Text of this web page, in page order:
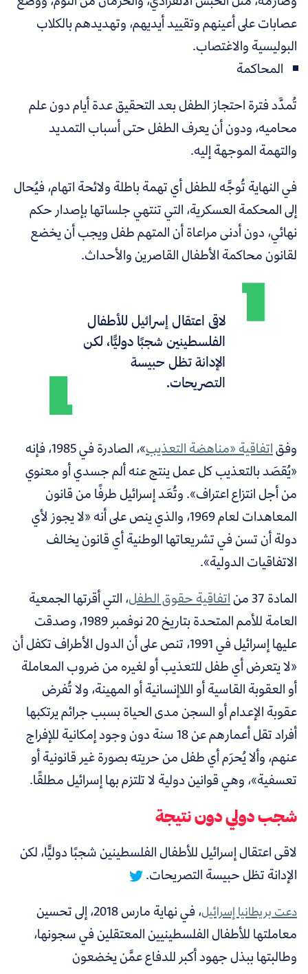
عصابات على أعينهم وتقييد أيديهم، وتهديدهم بالكلاب
البوليسية والاغتصاب.
المحاكمة
تُمدَّد فترة احتجاز الطفل بعد التحقيق عدة أيام دون علم
محاميه، ودون أن يعرف الطفل حتى أسباب التمديد
والتهمة الموجهة إليه.
في النهاية تُوجَّه للطفل أي تهمة باطلة ولائحة اتهام، فيُحال
إلى المحكمة العسكرية، التي تنتهي جلساتها بإصدار حكم
نهائي، دون أدنى مراعاة أن المتهم طفل ويجب أن يخضع
لقانون محاكمة الأطفال القاصرين والأحداث.
لاقى اعتقال إسرائيل للأطفال
الفلسطينين شجبًا دوليًّا، لكن
الإدانة تظل حبيسة
التصريحات.
وفقاتفاقية «مناهضة التعذيب
»، الصادرة في 1985، فإنه
«يُقصَد بالتعذيب كل عمل ينتج عنه ألم جسدي أو معنوي
من أجل انتزاع اعتراف». وتُعَد إسرائيل طرفًا من قانون
المعاهدات لعام 1969، والذي ينص على أنه «لا يجوز لأي
دولة أن تسن في تشريعاتها الوطنية أي قانون يخالف
الاتفاقيات الدولية».
المادة 37 من
اتفاقية حقوق الطفل، التي أقرتها الجمعية
العامة للأمم المتحدة بتاريخ 20 نوفمبر 1989، وصدقت
عليها إسرائيل في 1991، تنص على أن الدول الأطراف تكفل أن
«لا يتعرض أي طفل للتعذيب أو لغيره من ضروب المعاملة
أو العقوبة القاسية أو اللاإنسانية أو المهينة، ولا تُفرض
عقوبة الإعدام أو السجن مدى الحياة بسبب جرائم يرتكبها
أفراد تقل أعمارهم عن 18 سنة دون وجود إمكانية للإفراج
عنهم، وألا يُحرَم أي طفل من حريته بصورة غير قانونية أو
تعسفية»، وهي قوانين دولية لا تلتزم بها إسرائيل مطلقًا.
شجب دولي دون نتيجة
لاقى اعتقال إسرائيل للأطفال الفلسطينين شجبًا دوليًّا، لكن
الإدانة تظل حبيسة التصريحات.
دعت بريطانيا إسرائيل
، في نهاية مارس 2018، إلى تحسين
معاملتها للأطفال الفلسطينيين المعتقلين في سجونها،
وطالبتها ببذل جهود أكبر للدفاع عمَّن يخضعون